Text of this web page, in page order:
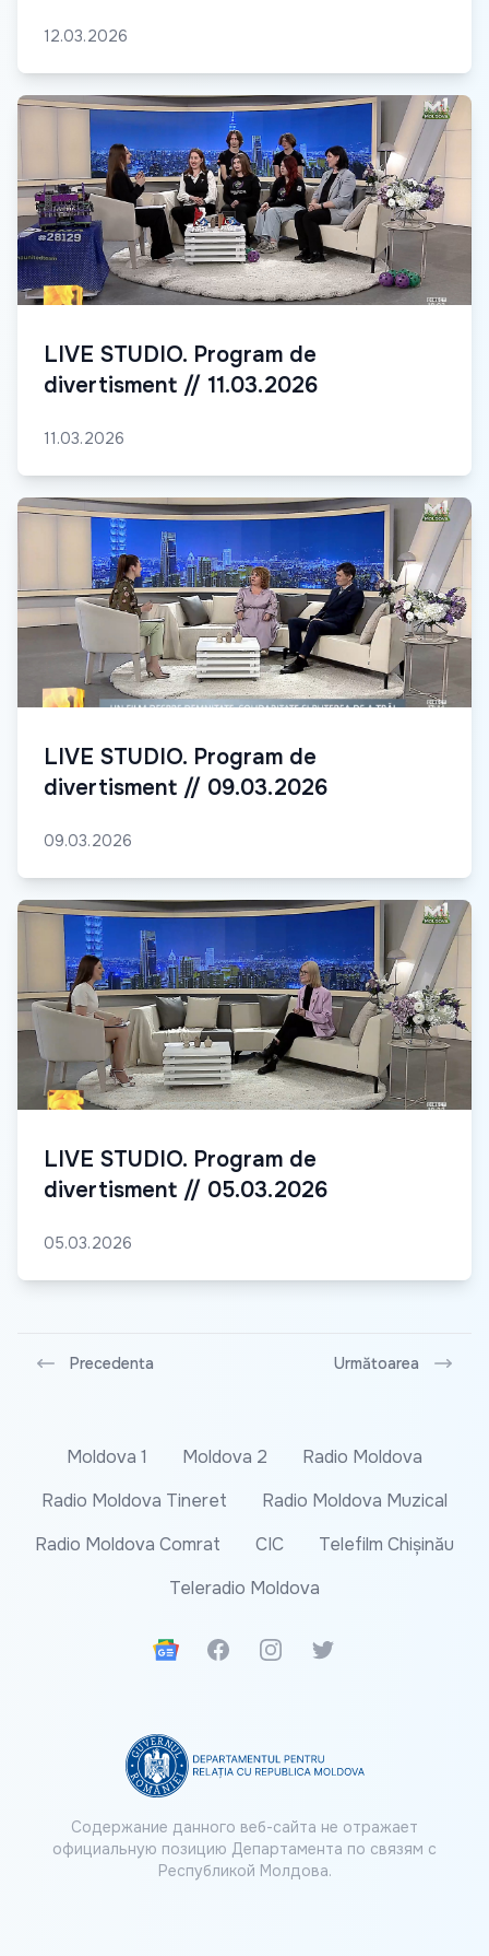
12.03.2026
LIVE STUDIO. Program de
divertisment // 11.03.2026
11.03.2026
LIVE STUDIO. Program de
divertisment // 09.03.2026
09.03.2026
LIVE STUDIO. Program de
divertisment // 05.03.2026
05.03.2026
Precedenta Următoarea
Moldova 1 Moldova 2
Radio Moldova
Radio Moldova Tineret
Radio Moldova Muzical
Radio Moldova Comrat
CIC
Telefilm Chișinău
Teleradio Moldova
Google News
FacebookInstagramTwitter
Содержание данного веб-сайта не отражает
официальную позицию Департамента по связям с
Республикой Молдова.